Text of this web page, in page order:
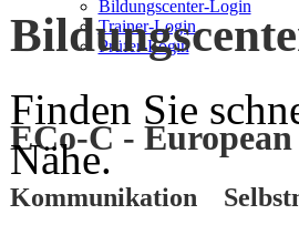
Bildungscenter-Login
Trainer-Login
Prüfer-Login
ECo-C -
Kommunikation
Finden Sie
Nähe.